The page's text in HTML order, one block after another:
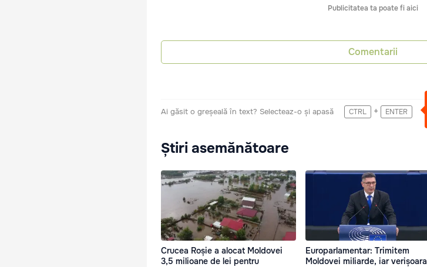
Publicitatea ta poate fi aici
Comentarii
Ai găsit o greșeală în text? Selecteaz-o și apasă CTRL + ENTER
Știri asemănătoare
Crucea Roșie a alocat Moldovei
3,5 milioane de lei pentru
Europarlamentar: Trimitem
Moldovei miliarde, iar verișoara